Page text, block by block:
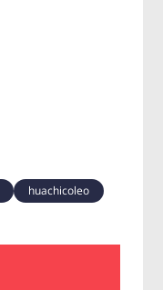
huachicoleo